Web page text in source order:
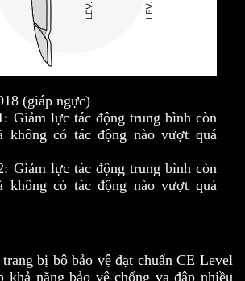
(giáp ngực)
lực tác động trung bình còn
không có tác động nào vượt quá
lực tác động trung bình còn
không có tác động nào vượt quá
bị bộ bảo vệ đạt chuẩn CE Level
khả năng bảo vệ chống va đập nhiều